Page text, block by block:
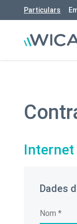
Particulars
Internet
Dades